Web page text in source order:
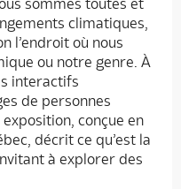
sommes toutes et
climatiques,
l’endroit où nous
ou notre genre. À
interactifs
de personnes
conçue en
décrit ce qu’est la
à explorer des